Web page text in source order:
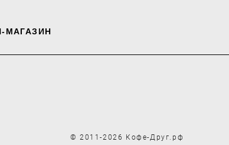
МАГАЗИН
© 2011-2026 Кофе-Друг.рф